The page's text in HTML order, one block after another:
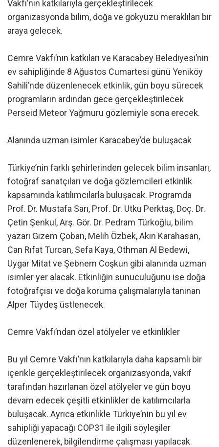
Vakfı’nın katkılarıyla gerçekleştirilecek
organizasyonda bilim, doğa ve gökyüzü meraklıları bir
araya gelecek.
Cemre Vakfı’nın katkıları ve Karacabey Belediyesi’nin
ev sahipliğinde 8 Ağustos Cumartesi günü Yeniköy
Sahili’nde düzenlenecek etkinlik, gün boyu sürecek
programların ardından gece gerçekleştirilecek
Perseid Meteor Yağmuru gözlemiyle sona erecek.
Alanında uzman isimler Karacabey’de buluşacak
Türkiye’nin farklı şehirlerinden gelecek bilim insanları,
fotoğraf sanatçıları ve doğa gözlemcileri etkinlik
kapsamında katılımcılarla buluşacak. Programda
Prof. Dr. Mustafa Sarı, Prof. Dr. Utku Perktaş, Doç. Dr.
Çetin Şenkul, Arş. Gör. Dr. Pedram Türkoğlu, bilim
yazarı Gizem Çoban, Melih Özbek, Akın Karahasan,
Can Rıfat Turcan, Sefa Kaya, Othman Al Bedewi,
Uygar Mitat ve Şebnem Coşkun gibi alanında uzman
isimler yer alacak. Etkinliğin sunuculuğunu ise doğa
fotoğrafçısı ve doğa koruma çalışmalarıyla tanınan
Alper Tüydeş üstlenecek.
Cemre Vakfı’ndan özel atölyeler ve etkinlikler
Bu yıl Cemre Vakfı’nın katkılarıyla daha kapsamlı bir
içerikle gerçekleştirilecek organizasyonda, vakıf
tarafından hazırlanan özel atölyeler ve gün boyu
devam edecek çeşitli etkinlikler de katılımcılarla
buluşacak. Ayrıca etkinlikle Türkiye’nin bu yıl ev
sahipliği yapacağı COP31 ile ilgili söyleşiler
düzenlenerek, bilgilendirme çalışması yapılacak.